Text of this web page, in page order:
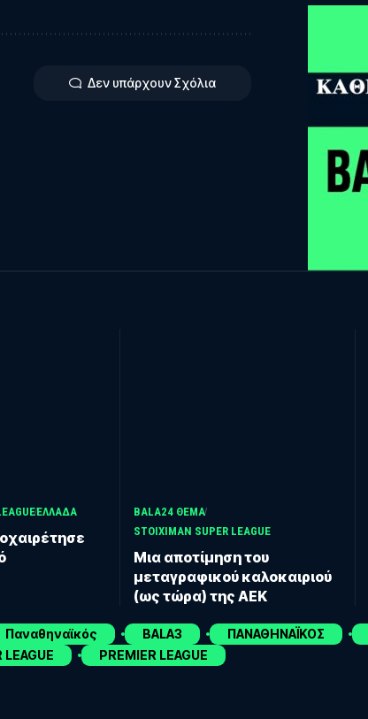
Δεν υπάρχουν Σχόλια
ΕΛΛΑΔΑ
BALA24 ΘΕΜΑ
STOIXIMAN SUPER LEAGUE
Μια αποτίμηση του
μεταγραφικού καλοκαιριού
(ως τώρα) της ΑΕΚ
Παναθηναϊκός BALA3 ΠΑΝΑΘΗΝΑΪΚΟΣ
LEAGUE PREMIER LEAGUE